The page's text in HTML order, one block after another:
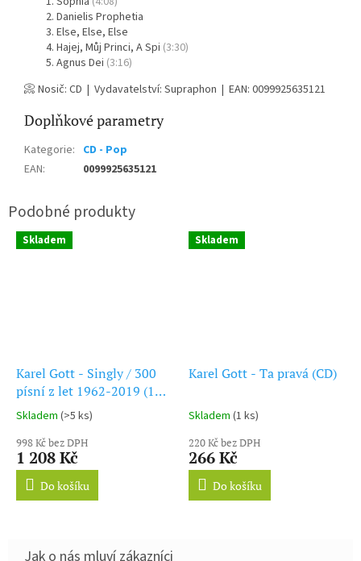
Danielis Prophetia
Else, Else, Else
Hajej, Můj Princi, A Spi (3:30)
Agnus Dei (3:16)
📀 Nosič: CD | Vydavatelství: Supraphon | EAN: 0099925635121
Doplňkové parametry
Kategorie: CD - Pop
EAN: 0099925635121
Skladem
Karel Gott - Singly / 300
písní z let 1962-2019 (15
CD)
Průměrné
produktu
je
5,0
Skladem (>5 ks)
998 Kč bez DPH
1 208 Kč
Do košíku
Skladem
Karel Gott - Ta pravá (CD)
Průměrné
produktu
je
5,0
Skladem (1 ks)
220 Kč bez DPH
266 Kč
Do košíku